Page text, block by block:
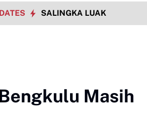
SALINGKA LUAK
Masih